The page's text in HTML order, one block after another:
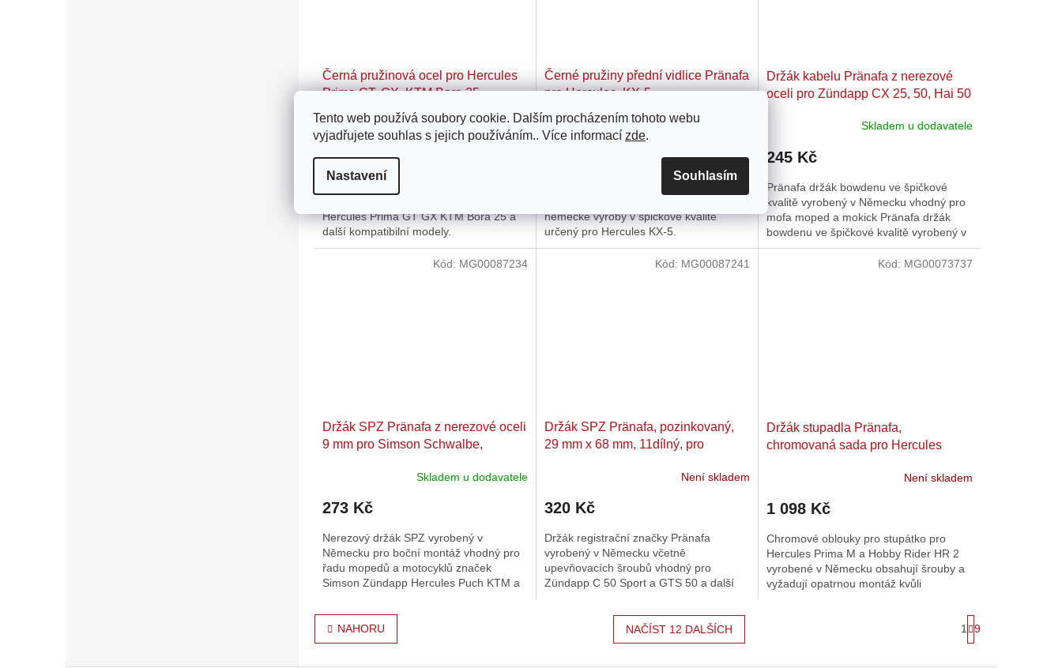
Tento web používá soubory cookie. Dalším procházením tohoto webu
vyjadřujete souhlas s jejich používáním.. Více informací zde.
Nastavení Souhlasím
Černá pružinová ocel pro Hercules
Prima GT, GX, KTM Bora 25
Skladem u dodavatele
196 Kč
Hercules Prima GT GX KTM Bora 25 a
další kompatibilní modely.
Černé pružiny přední vidlice Pränafa
pro Hercules, KX-5
Skladem u dodavatele
německé výroby v špičkové kvalitě
určený pro Hercules KX-5.
Držák kabelu Pränafa z nerezové
oceli pro Zündapp CX 25, 50, Hai 50
Skladem u dodavatele
245 Kč
Pränafa držák bowdenu ve špičkové
kvalitě vyrobený v Německu vhodný pro
mofa moped a mokick Pränafa držák
bowdenu ve špičkové kvalitě vyrobený v
Německu
Držák SPZ Pränafa z nerezové oceli
9 mm pro Simson Schwalbe,
Bergsteiger, Super Combinette
Skladem u dodavatele
273 Kč
Nerezový držák SPZ vyrobený v
Německu pro boční montáž vhodný pro
řadu mopedů a motocyklů značek
Simson Zündapp Hercules Puch KTM a
Kód: MG00087234
Držák SPZ Pränafa, pozinkovaný,
29 mm x 68 mm, 11dílný, pro
Není skladem
320 Kč
Držák registrační značky Pränafa
vyrobený v Německu včetně
upevňovacích šroubů vhodný pro
Zündapp C 50 Sport a GTS 50 a další
Kód: MG00087241
Držák stupadla Pränafa,
chromovaná sada pro Hercules
Není skladem
1 098 Kč
Chromové oblouky pro stupátko pro
Hercules Prima M a Hobby Rider HR 2
vyrobené v Německu obsahují šrouby a
vyžadují opatrnou montáž kvůli
Kód: MG00073737
NAČÍST 12 DALŠÍCH
t
r
1 9
NAHORU